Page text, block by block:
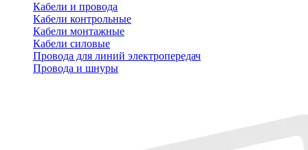
Кабели и провода
Кабели контрольные
Кабели монтажные
Кабели силовые
Провода для линий электропередач
Провода и шнуры